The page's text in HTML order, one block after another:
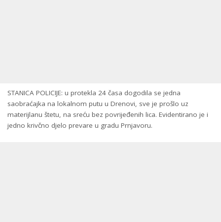
STANICA POLICIJE: u protekla 24 časa dogodila se jedna
saobraćajka na lokalnom putu u Drenovi, sve je prošlo uz
materijlanu štetu, na sreću bez povrijeđenih lica. Evidentirano je i
jedno krivčno djelo prevare u gradu Prnjavoru.